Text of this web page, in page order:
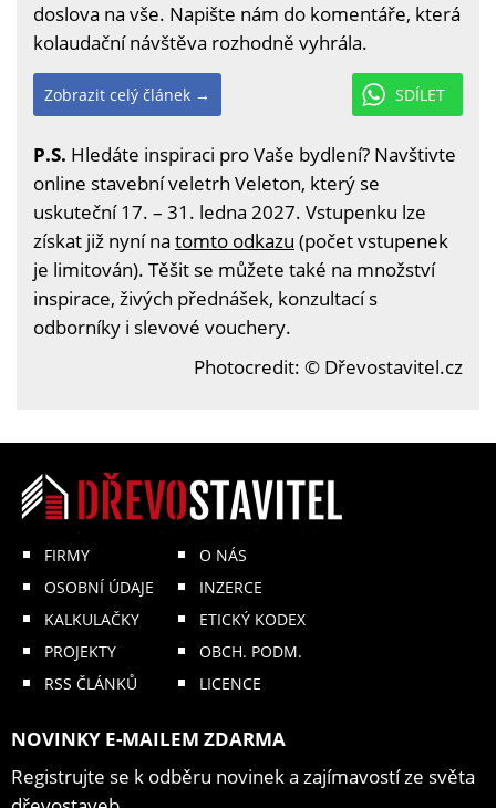
doslova na vše. Napište nám do komentáře, která
kolaudační návštěva rozhodně vyhrála.
SDÍLET
Zobrazit celý článek →
P.S. Hledáte inspiraci pro Vaše bydlení? Navštivte
online stavební veletrh Veleton, který se
uskuteční 17. – 31. ledna 2027. Vstupenku lze
získat již nyní na tomto odkazu (počet vstupenek
je limitován). Těšit se můžete také na množství
inspirace, živých přednášek, konzultací s
odborníky i slevové vouchery.
Photocredit: © Dřevostavitel.cz
FIRMY
OSOBNÍ ÚDAJE
KALKULAČKY
PROJEKTY
RSS ČLÁNKŮ
O NÁS
INZERCE
ETICKÝ KODEX
OBCH. PODM.
LICENCE
NOVINKY E-MAILEM ZDARMA
Registrujte se k odběru novinek a zajímavostí ze světa